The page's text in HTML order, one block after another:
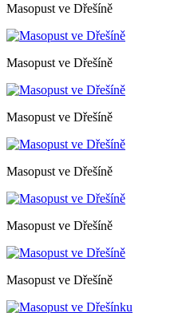
Masopust ve Dřešíně
Masopust ve Dřešíně
Masopust ve Dřešíně
Masopust ve Dřešíně
Masopust ve Dřešíně
Masopust ve Dřešíně